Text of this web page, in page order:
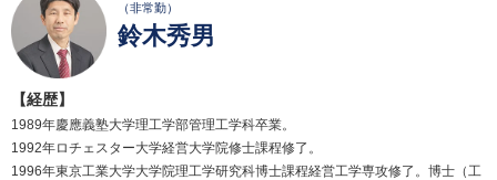
（非常勤）
鈴木秀男
【経歴】
1989年慶應義塾大学理工学部管理工学科卒業。
1992年ロチェスター大学経営大学院修士課程修了。
1996年東京工業大学大学院理工学研究科博士課程経営工学専攻修了。博士（工